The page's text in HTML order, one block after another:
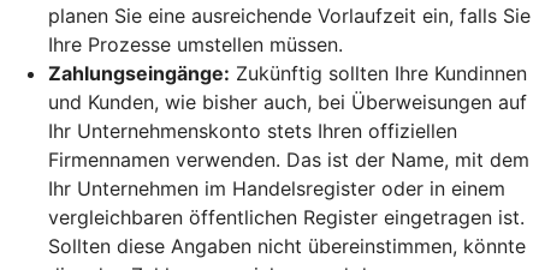
planen Sie eine ausreichende Vorlaufzeit ein, falls Sie
Ihre Prozesse umstellen müssen.
Zahlungseingänge: Zukünftig sollten Ihre Kundinnen
und Kunden, wie bisher auch, bei Überweisungen auf
Ihr Unternehmenskonto stets Ihren offiziellen
Firmennamen verwenden. Das ist der Name, mit dem
Ihr Unternehmen im Handelsregister oder in einem
vergleichbaren öffentlichen Register eingetragen ist.
Sollten diese Angaben nicht übereinstimmen, könnte